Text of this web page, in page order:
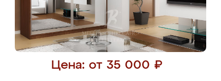
Цена: от 35 000 ₽